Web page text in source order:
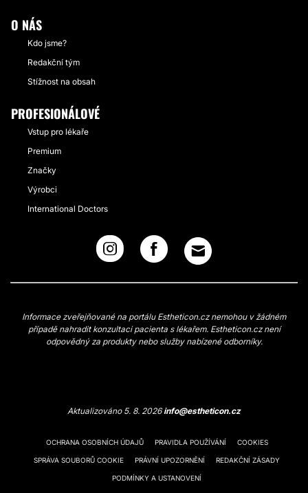
O NÁS
Kdo jsme?
Redakční tým
Stížnost na obsah
PROFESIONÁLOVÉ
Vstup pro lékaře
Premium
Značky
Výrobci
International Doctors
Informace zveřejňované na portálu Estheticon.cz nemohou v žádném
případě nahradit konzultaci pacienta s lékařem. Estheticon.cz není
odpovědný za produkty nebo služby nabízené odborníky.
Aktualizováno 5. 8. 2026info@estheticon.cz
OCHRANA OSOBNÍCH ÚDAJŮ PRAVIDLA POUŽÍVÁNÍ COOKIES
SPRÁVA SOUBORŮ COOKIE PRÁVNÍ UPOZORNĚNÍ REDAKČNÍ ZÁSADY
PODMÍNKY A USTANOVENÍ